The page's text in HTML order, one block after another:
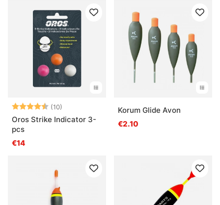
Beoordeling:
(10)
Oros Strike Indicator 3-
pcs
€14
Korum Glide Avon
€2.10